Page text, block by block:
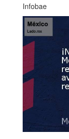
Infobae